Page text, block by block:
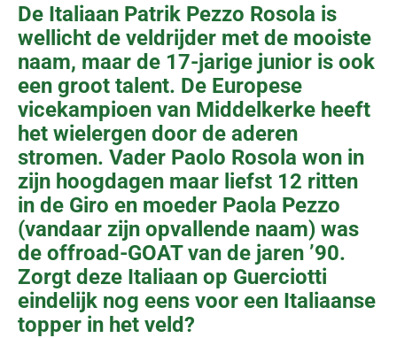
De Italiaan Patrik Pezzo Rosola is
wellicht de veldrijder met de mooiste
naam, maar de 17-jarige junior is ook
een groot talent. De Europese
vicekampioen van Middelkerke heeft
het wielergen door de aderen
stromen. Vader Paolo Rosola won in
zijn hoogdagen maar liefst 12 ritten
in de Giro en moeder Paola Pezzo
(vandaar zijn opvallende naam) was
de offroad-GOAT van de jaren ’90.
Zorgt deze Italiaan op Guerciotti
eindelijk nog eens voor een Italiaanse
topper in het veld?